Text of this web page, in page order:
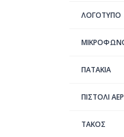
ΛΟΓΟΤΥΠΟ
ΠΑΤΑΚΙΑ
ΠΙΣΤΟΛΙ
ΤΑΚΟΣ